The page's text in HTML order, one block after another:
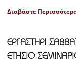
Διαβάστε
ΕΡΓΑΣΤΗΡΙ
ΕΤΗΣΙΟ